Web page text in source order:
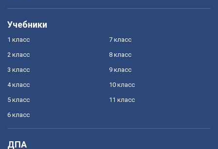
Учебники
1 класс
2 класс
3 класс
4 класс
5 класс
6 класс
7 класс
8 класс
9 класс
10 класс
11 класс
ДПА